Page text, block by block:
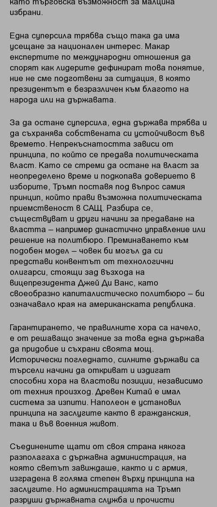
избрани.
Една суперсила трябва също така да има
усещане за национален интерес. Макар
експертите по международни отношения да
спорят как лидерите дефинират това понятие,
ние не сме подготвени за ситуация, в която
президентът е безразличен към благото на
народа или на държавата.
За да остане суперсила, една държава трябва и
да съхранява собствената си устойчивост във
времето. Непрекъснатостта зависи от
принципа, по който се предава политическата
власт. Като се стреми да остане на власт за
неопределено време и подкопава доверието в
изборите, Тръмп поставя под въпрос самия
принцип, който прави възможна политическата
приемственост в САЩ. Разбира се,
съществуват и други начини за предаване на
властта – например династично управление или
решение на политбюро. Преминаването към
подобен модел – човек би могъл да си
представи конвентът от технологични
олигарси, стоящи зад възхода на
вицепрезидента Джей Ди Ванс, като
своеобразно капиталистическо политбюро – би
означавало края на американската република.
Гарантирането, че правилните хора са начело,
е от решаващо значение за това една държава
да придобие и съхрани своята мощ.
Исторически погледнато, силните държави са
търсели начини да откриват и издигат
способни хора на властови позиции, независимо
от техния произход. Древен Китай е имал
система за изпити. Наполеон е установил
принципа на заслугите както в гражданския,
така и във военния живот.
Съединените щати от своя страна някога
разполагаха с държавна администрация, на
която светът завиждаше, както и с армия,
изградена в голяма степен върху принципа на
заслугите. Но администрацията на Тръмп
разруши държавната служба и прочисти